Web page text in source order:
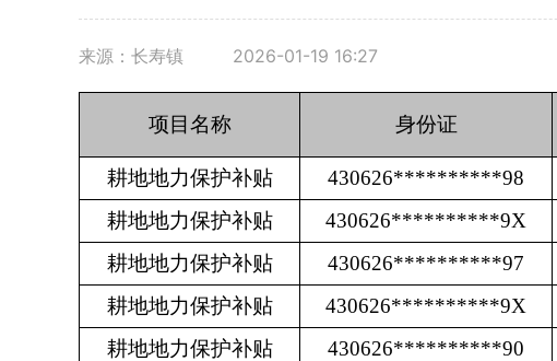
来源：长寿镇 2026-01-19 16:27
项目名称 身份证
耕地地力保护补贴 430626**********98
耕地地力保护补贴
430626**********9X
耕地地力保护补贴
430626**********97
耕地地力保护补贴
430626**********9X
耕地地力保护补贴
430626**********90